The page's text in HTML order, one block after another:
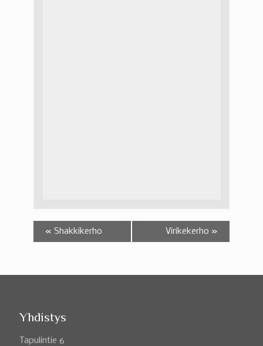
« Shakkikerho Virikekerho »
Yhdistys
Tapulintie 6